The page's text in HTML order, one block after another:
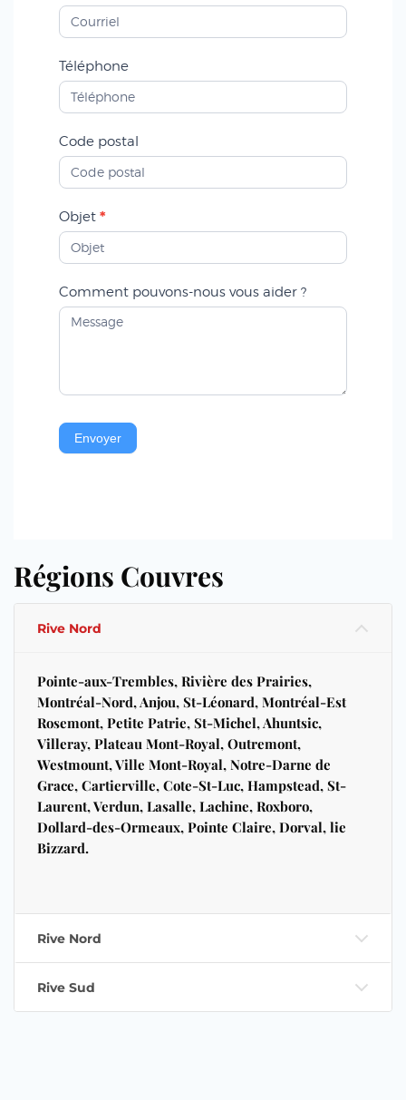
Téléphone
Code postal
Objet *
Comment pouvons-nous vous aider ?
Envoyer
Régions Couvres
Rive Nord
Pointe-aux-Trembles, Rivière des Prairies,
Montréal-Nord, Anjou, St-Léonard, Montréal-Est
Rosemont, Petite Patrie, St-Michel, Ahuntsic,
Villeray, Plateau Mont-Royal, Outremont,
Westmount, Ville Mont-Royal, Notre-Darne de
Grace, Cartierville, Cote-St-Luc, Hampstead, St-
Laurent, Verdun, Lasalle, Lachine, Roxboro,
Dollard-des-Ormeaux, Pointe Claire, Dorval, lie
Bizzard.
Rive Nord
Rive Sud